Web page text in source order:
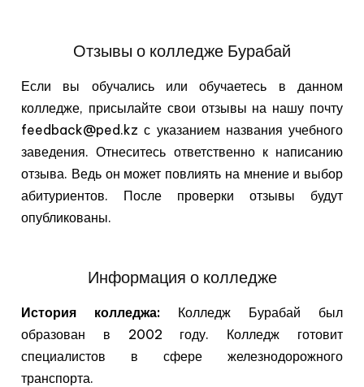
Отзывы о колледже Бурабай
Если вы обучались или обучаетесь в данном
колледже, присылайте свои отзывы на нашу почту
feedback@ped.kz с указанием названия учебного
заведения. Отнеситесь ответственно к написанию
отзыва. Ведь он может повлиять на мнение и выбор
абитуриентов. После проверки отзывы будут
опубликованы.
Информация о колледже
История колледжа: Колледж Бурабай был
образован в 2002 году. Колледж готовит
специалистов в сфере железнодорожного
транспорта.